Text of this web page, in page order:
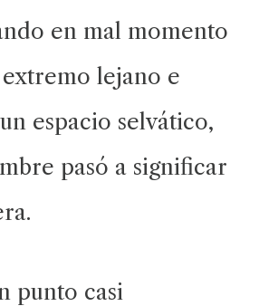
en mal momento
lejano e
espacio selvático,
pasó a significar
punto casi